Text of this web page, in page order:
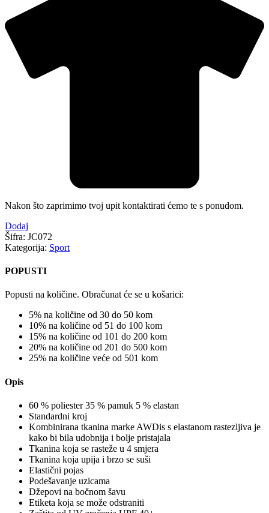
Nakon što zaprimimo tvoj upit kontaktirati ćemo te s ponudom.
Dodaj
Šifra: JC072
Kategorija: Sport
POPUSTI
Popusti na količine. Obračunat će se u košarici:
5% na količine od 30 do 50 kom
10% na količine od 51 do 100 kom
15% na količine od 101 do 200 kom
20% na količine od 201 do 500 kom
25% na količine veće od 501 kom
Opis
60 % poliester 35 % pamuk 5 % elastan
Standardni kroj
Kombinirana tkanina marke AWDis s elastanom rastezljiva je
kako bi bila udobnija i bolje pristajala
Tkanina koja se rasteže u 4 smjera
Tkanina koja upija i brzo se suši
Elastični pojas
Podešavanje uzicama
Džepovi na bočnom šavu
Etiketa koja se može odstraniti